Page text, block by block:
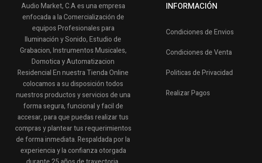
Audio Market, C.A es una empresa
enfocada a la Comercialización de
equipos Profesionales para
Iluminación y Sonido, Estudio de
Grabacion, Instrumentos Musicales,
Domotica y Automatizacion
Residencial En nuestra Tienda Online
colocamos a su disposición todos
nuestros productos y servicios de una
forma segura, funcional y facil de
accesar, para que puedas realizar tus
compras y plantear tus requerimientos
de forma inmediata. Respaldada por la
experiencia y la confianza otorgada
INFORMACIÓN
Condiciones de Envios
Condiciones de Venta
Politicas de Privacidad
Realizar Pagos